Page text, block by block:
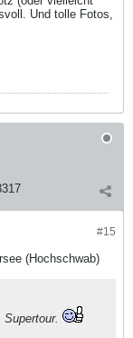
Und tolle Fotos,
#15
(Hochschwab)